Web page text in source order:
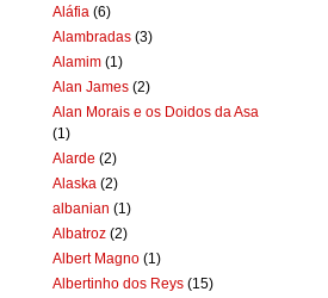
Aláfia (6)
Alambradas (3)
Alamim (1)
Alan James (2)
Alan Morais e os Doidos da Asa
(1)
Alarde (2)
Alaska (2)
albanian (1)
Albatroz (2)
Albert Magno (1)
Albertinho dos Reys (15)